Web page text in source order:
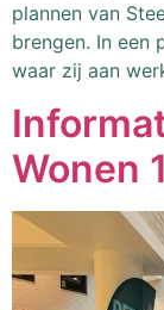
plannen van
brengen. In een
waar zij aan
Wonen